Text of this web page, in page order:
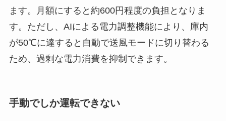
ます。月額にすると約600円程度の負担となりま
す。ただし、AIによる電力調整機能により、庫内
が50℃に達すると自動で送風モードに切り替わる
ため、過剰な電力消費を抑制できます。
手動でしか運転できない